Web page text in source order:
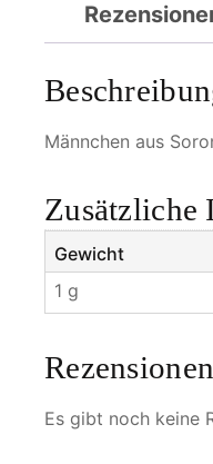
y
s
s
s
p
1
M
e
g
Männchen aus
Zusätzliche
Gewicht
1 g
Rezensionen
Es gibt noch keine